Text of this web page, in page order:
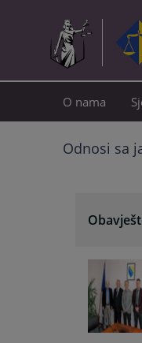
O nama
Odnosi sa